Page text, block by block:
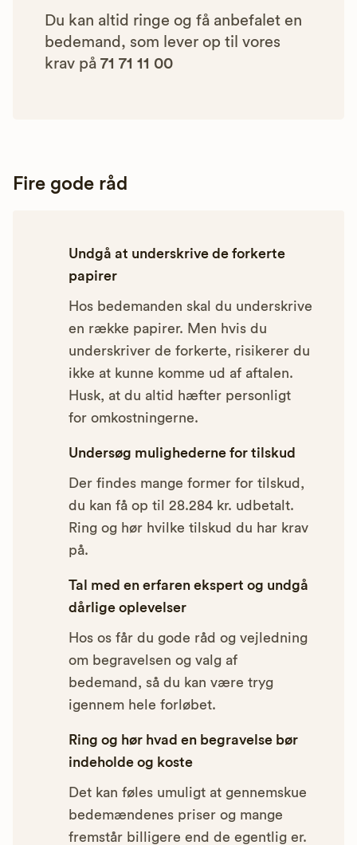
Du kan altid ringe og få anbefalet en
bedemand, som lever op til vores
krav på 71 71 11 00
Fire gode råd
Undgå at underskrive de forkerte
papirer
Hos bedemanden skal du underskrive
en række papirer. Men hvis du
underskriver de forkerte, risikerer du
ikke at kunne komme ud af aftalen.
Husk, at du altid hæfter personligt
for omkostningerne.
Undersøg mulighederne for tilskud
Der findes mange former for tilskud,
du kan få op til 28.284 kr. udbetalt.
Ring og hør hvilke tilskud du har krav
på.
Tal med en erfaren ekspert og undgå
dårlige oplevelser
Hos os får du gode råd og vejledning
om begravelsen og valg af
bedemand, så du kan være tryg
igennem hele forløbet.
Ring og hør hvad en begravelse bør
indeholde og koste
Det kan føles umuligt at gennemskue
bedemændenes priser og mange
fremstår billigere end de egentlig er.